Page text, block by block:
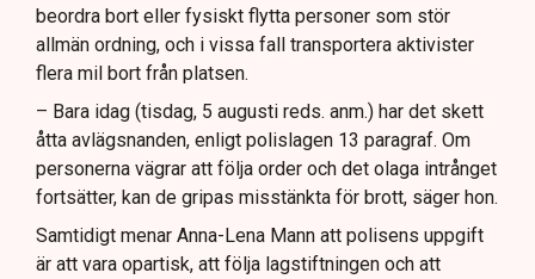
beordra bort eller fysiskt flytta personer som stör
allmän ordning, och i vissa fall transportera aktivister
flera mil bort från platsen.
– Bara idag (tisdag, 5 augusti reds. anm.) har det skett
åtta avlägsnanden, enligt polislagen 13 paragraf. Om
personerna vägrar att följa order och det olaga intrånget
fortsätter, kan de gripas misstänkta för brott, säger hon.
Samtidigt menar Anna-Lena Mann att polisens uppgift
är att vara opartisk, att följa lagstiftningen och att